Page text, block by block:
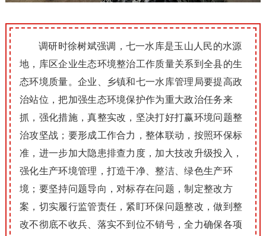
调研时徐树斌强调，七一水库是玉山人民的水源
地，库区企业生态环境整治工作质量关系到全县的生
态环境质量。 企业、乡镇和七一水库管理局要提高政
治站位，把加强生态环境保护作为重大政治任务来
抓，强化措施，真整实改，坚决打好打赢环境问题整
治攻坚战； 要形成工作合力，整体联动，按照环保标
准，进一步加大隐患排查力度，加大技改升级投入，
强化生产环境管理，打造干净、整洁、绿色生产环
境； 要坚持问题导向，对标存在问题，制定整改方
案，切实履行监管责任，紧盯环保问题整改，做到整
改不彻底不收兵、落实不到位不销号，全力确保各项